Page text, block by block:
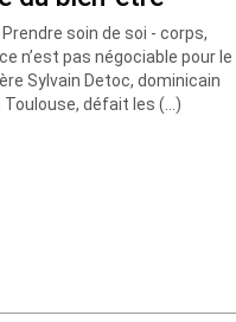
Prendre soin de soi - corps,
n’est pas négociable pour le
Sylvain Detoc, dominicain
Toulouse, défait les (…)